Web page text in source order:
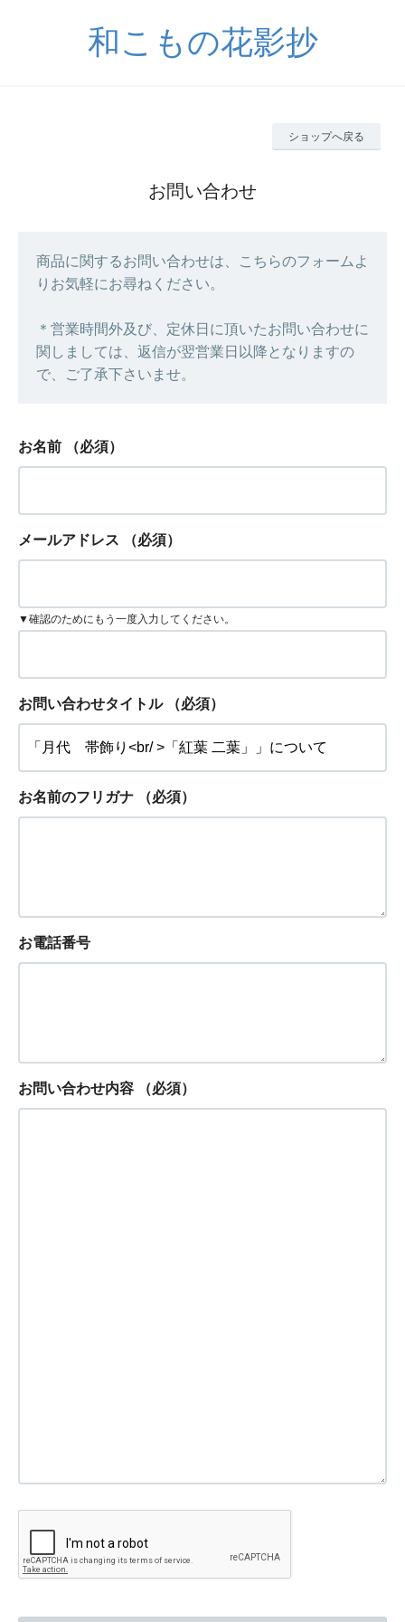
和こもの花影抄
ショップへ戻る
お問い合わせ
商品に関するお問い合わせは、こちらのフォームよ
りお気軽にお尋ねください。
＊営業時間外及び、定休日に頂いたお問い合わせに
関しましては、返信が翌営業日以降となりますの
で、ご了承下さいませ。
お名前 （必須）
メールアドレス （必須）
▼確認のためにもう一度入力してください。
お問い合わせタイトル （必須）
お名前のフリガナ （必須）
お電話番号
お問い合わせ内容 （必須）